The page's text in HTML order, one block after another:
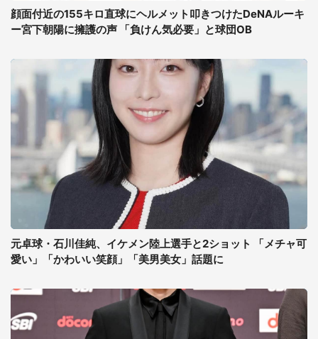
顔面付近の155キロ直球にヘルメット叩きつけたDeNAルーキ
ー宮下朝陽に擁護の声 「負けん気必要」と球団OB
元卓球・石川佳純、イケメン陸上選手と2ショット 「メチャ可
愛い」「かわいい笑顔」「美男美女」話題に